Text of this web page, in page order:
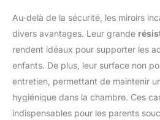
Au-delà de la sécurité, les miroirs
divers avantages. Leur grande
rendent idéaux pour supporter les
enfants. De plus, leur surface non
entretien, permettant de maintenir
hygiénique dans la chambre. Ces
indispensables pour les parents